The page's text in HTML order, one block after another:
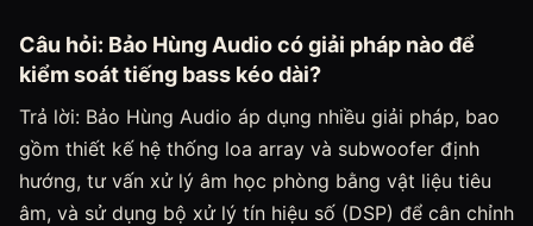
Câu hỏi: Bảo Hùng Audio có giải pháp nào để
kiểm soát tiếng bass kéo dài?
Trả lời: Bảo Hùng Audio áp dụng nhiều giải pháp, bao
gồm thiết kế hệ thống loa array và subwoofer định
hướng, tư vấn xử lý âm học phòng bằng vật liệu tiêu
âm, và sử dụng bộ xử lý tín hiệu số (DSP) để cân chỉnh